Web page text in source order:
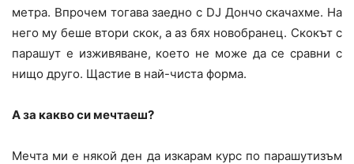
метра. Впрочем тогава заедно с DJ Дончо скачахме. На
него му беше втори скок, а аз бях новобранец. Скокът с
парашут е изживяване, което не може да се сравни с
нищо друго. Щастие в най-чиста форма.
А за какво си мечтаеш?
Мечта ми е някой ден да изкарам курс по парашутизъм